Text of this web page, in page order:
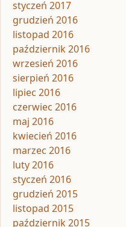
styczeń 2017
grudzień 2016
listopad 2016
październik 2016
wrzesień 2016
sierpień 2016
lipiec 2016
czerwiec 2016
maj 2016
kwiecień 2016
marzec 2016
luty 2016
styczeń 2016
grudzień 2015
listopad 2015
październik 2015